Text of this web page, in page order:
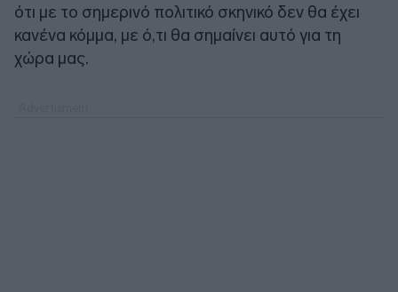
ότι με το σημερινό πολιτικό σκηνικό δεν θα έχει
κανένα κόμμα, με ό,τι θα σημαίνει αυτό για τη
χώρα μας.